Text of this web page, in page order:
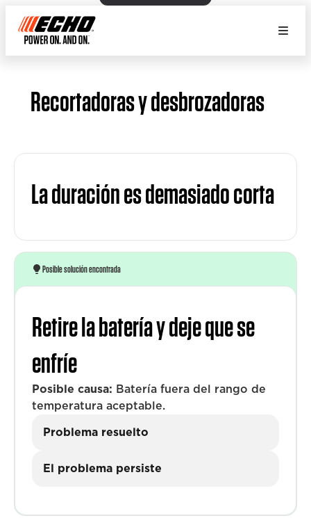
Recortadoras y desbrozadoras
La duración es demasiado corta
Posible solución encontrada
Retire la batería y deje que se
enfríe
Posible causa: Batería fuera del rango de
temperatura aceptable.
Problema resuelto
El problema persiste